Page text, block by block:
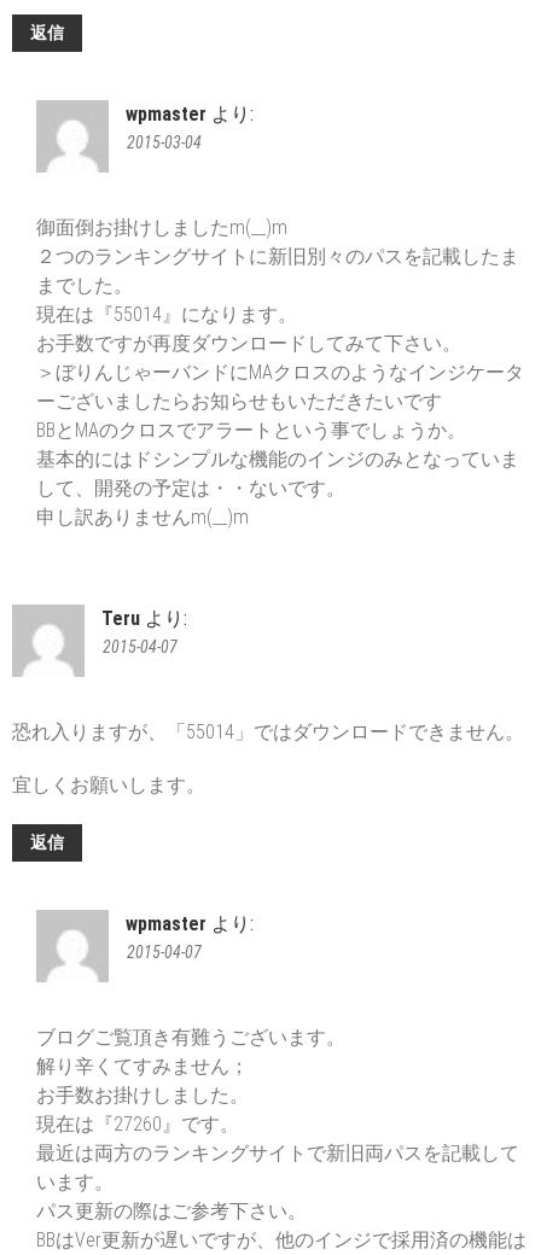
返信
wpmaster より:
2015-03-04
御面倒お掛けしましたm(__)m
２つのランキングサイトに新旧別々のパスを記載したま
までした。
現在は『55014』になります。
お手数ですが再度ダウンロードしてみて下さい。
＞ぼりんじゃーバンドにMAクロスのようなインジケータ
ーございましたらお知らせもいただきたいです
BBとMAのクロスでアラートという事でしょうか。
基本的にはドシンプルな機能のインジのみとなっていま
して、開発の予定は・・ないです。
申し訳ありませんm(__)m
Teru より:
2015-04-07
恐れ入りますが、「55014」ではダウンロードできません。
宜しくお願いします。
返信
wpmaster より:
2015-04-07
ブログご覧頂き有難うございます。
解り辛くてすみません；
お手数お掛けしました。
現在は『27260』です。
最近は両方のランキングサイトで新旧両パスを記載して
います。
パス更新の際はご参考下さい。
BBはVer更新が遅いですが、他のインジで採用済の機能は